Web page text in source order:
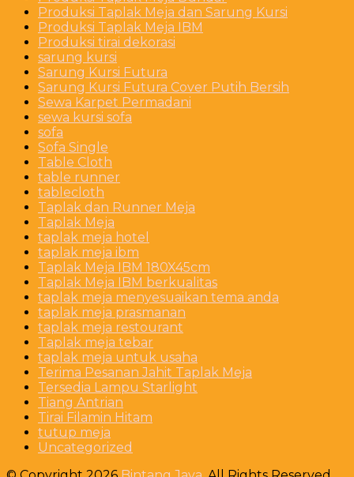
Produksi Taplak Meja dan Sarung Kursi
Produksi Taplak Meja IBM
Produksi tirai dekorasi
sarung kursi
Sarung Kursi Futura
Sarung Kursi Futura Cover Putih Bersih
Sewa Karpet Permadani
sewa kursi sofa
sofa
Sofa Single
Table Cloth
table runner
tablecloth
Taplak dan Runner Meja
Taplak Meja
taplak meja hotel
taplak meja ibm
Taplak Meja IBM 180X45cm
Taplak Meja IBM berkualitas
taplak meja menyesuaikan tema anda
taplak meja prasmanan
taplak meja restourant
Taplak meja tebar
taplak meja untuk usaha
Terima Pesanan Jahit Taplak Meja
Tersedia Lampu Starlight
Tiang Antrian
Tirai Filamin Hitam
tutup meja
Uncategorized